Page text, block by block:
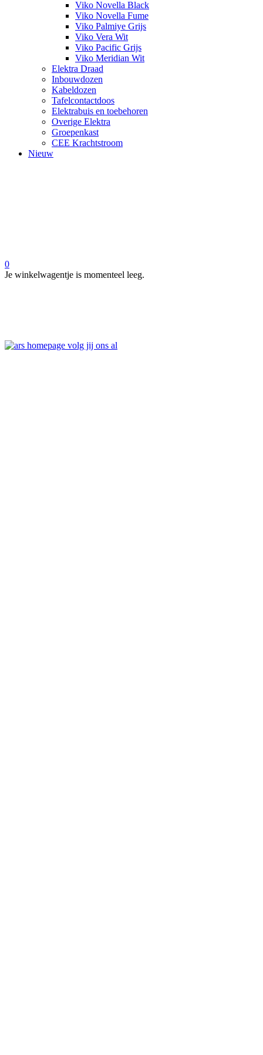
Viko Novella Black
Viko Novella Fume
Viko Palmiye Grijs
Viko Vera Wit
Viko Pacific Grijs
Viko Meridian Wit
Elektra Draad
Inbouwdozen
Kabeldozen
Tafelcontactdoos
Elektrabuis en toebehoren
Overige Elektra
Groepenkast
CEE Krachtstroom
Nieuw
0
Je winkelwagentje is momenteel leeg.